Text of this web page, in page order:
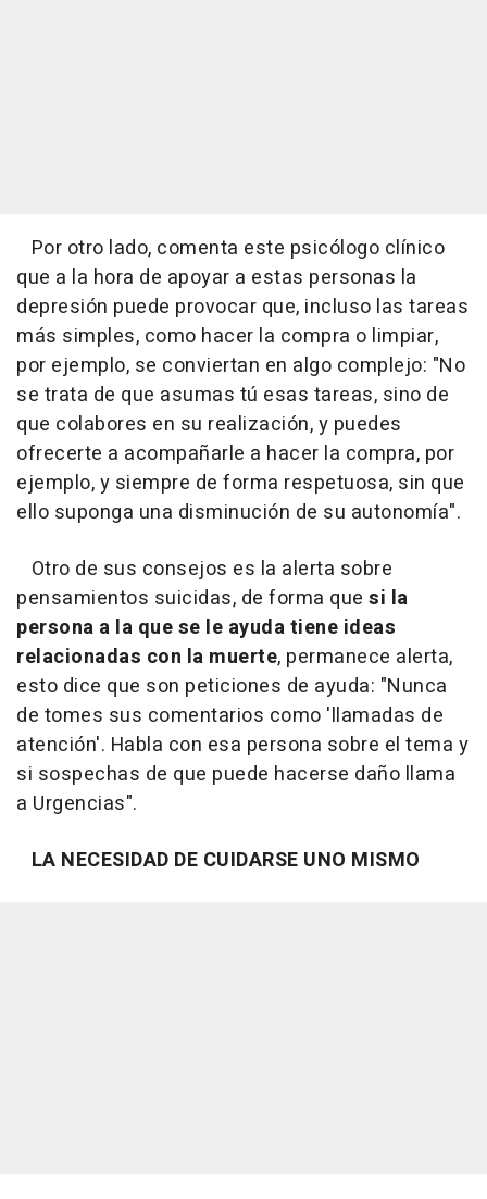
Por otro lado, comenta este psicólogo clínico
que a la hora de apoyar a estas personas la
depresión puede provocar que, incluso las tareas
más simples, como hacer la compra o limpiar,
por ejemplo, se conviertan en algo complejo: "No
se trata de que asumas tú esas tareas, sino de
que colabores en su realización, y puedes
ofrecerte a acompañarle a hacer la compra, por
ejemplo, y siempre de forma respetuosa, sin que
ello suponga una disminución de su autonomía".
Otro de sus consejos es la alerta sobre
pensamientos suicidas, de forma que si la
persona a la que se le ayuda tiene ideas
relacionadas con la muerte, permanece alerta,
esto dice que son peticiones de ayuda: "Nunca
de tomes sus comentarios como 'llamadas de
atención'. Habla con esa persona sobre el tema y
si sospechas de que puede hacerse daño llama
a Urgencias".
LA NECESIDAD DE CUIDARSE UNO MISMO